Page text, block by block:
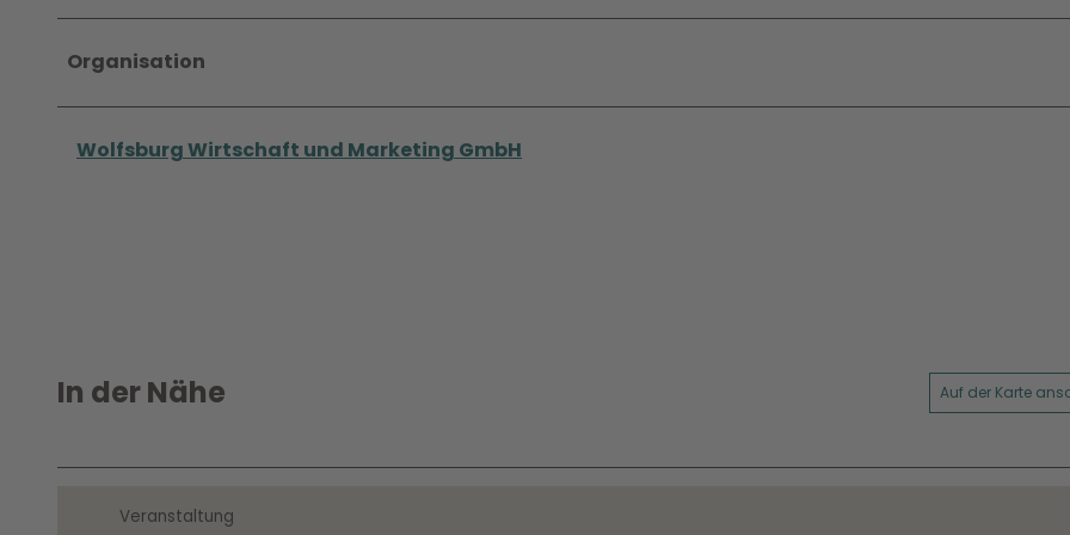
Organisation
Wolfsburg Wirtschaft und Marketing GmbH
In der Nähe Auf der Karte
Veranstaltung